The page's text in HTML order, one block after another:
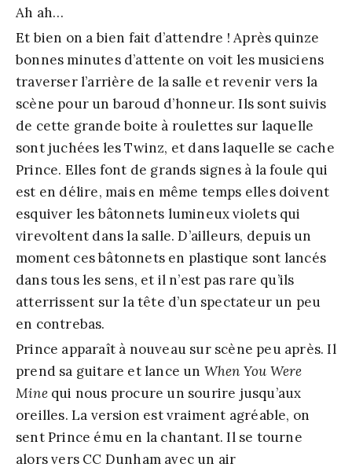
Ah ah…
Et bien on a bien fait d’attendre ! Après quinze
bonnes minutes d’attente on voit les musiciens
traverser l’arrière de la salle et revenir vers la
scène pour un baroud d’honneur. Ils sont suivis
de cette grande boite à roulettes sur laquelle
sont juchées les Twinz, et dans laquelle se cache
Prince. Elles font de grands signes à la foule qui
est en délire, mais en même temps elles doivent
esquiver les bâtonnets lumineux violets qui
virevoltent dans la salle. D’ailleurs, depuis un
moment ces bâtonnets en plastique sont lancés
dans tous les sens, et il n’est pas rare qu’ils
atterrissent sur la tête d’un spectateur un peu
en contrebas.
Prince apparaît à nouveau sur scène peu après. Il
prend sa guitare et lance un When You Were
Minequi nous procure un sourire jusqu’aux
oreilles. La version est vraiment agréable, on
sent Prince ému en la chantant. Il se tourne
alors vers CC Dunham avec un air